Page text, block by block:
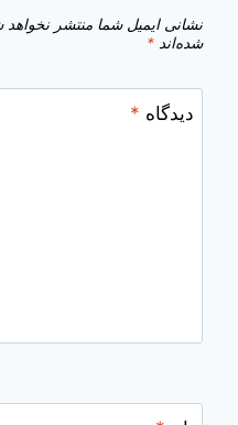
نشانی ایمیل شما منتشر
شده‌اند *
دیدگاه *